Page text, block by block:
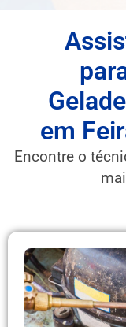
em
Encontre o